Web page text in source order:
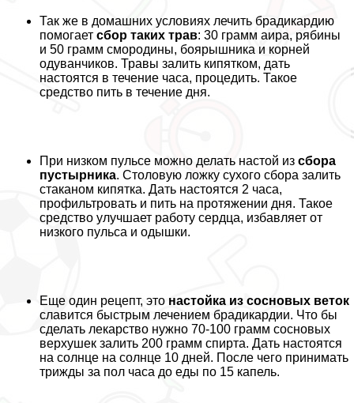
Так же в домашних условиях лечить брадикардию
помогает сбор таких трав: 30 грамм аира, рябины
и 50 грамм смородины, боярышника и корней
одуванчиков. Травы залить кипятком, дать
настоятся в течение часа, процедить. Такое
средство пить в течение дня.
При низком пульсе можно делать настой из сбора
пустырника. Столовую ложку сухого сбора залить
стаканом кипятка. Дать настоятся 2 часа,
профильтровать и пить на протяжении дня. Такое
средство улучшает работу сердца, избавляет от
низкого пульса и одышки.
Еще один рецепт, это настойка из сосновых веток
славится быстрым лечением брадикардии. Что бы
сделать лекарство нужно 70-100 грамм сосновых
верхушек залить 200 грамм спирта. Дать настоятся
на солнце на солнце 10 дней. После чего принимать
трижды за пол часа до еды по 15 капель.